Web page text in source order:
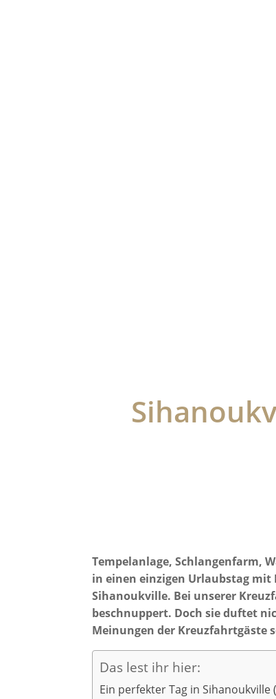
Tempelanlage, Schlangenfarm,
in einen einzigen Urlaubstag mit
Sihanoukville. Bei unserer
beschnuppert. Doch sie duftet
Meinungen der Kreuzfahrtgäste
Das lest ihr hier:
Ein perfekter Tag in